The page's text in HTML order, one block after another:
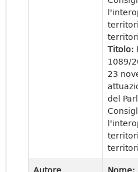
Titolo:
1089/
23
del